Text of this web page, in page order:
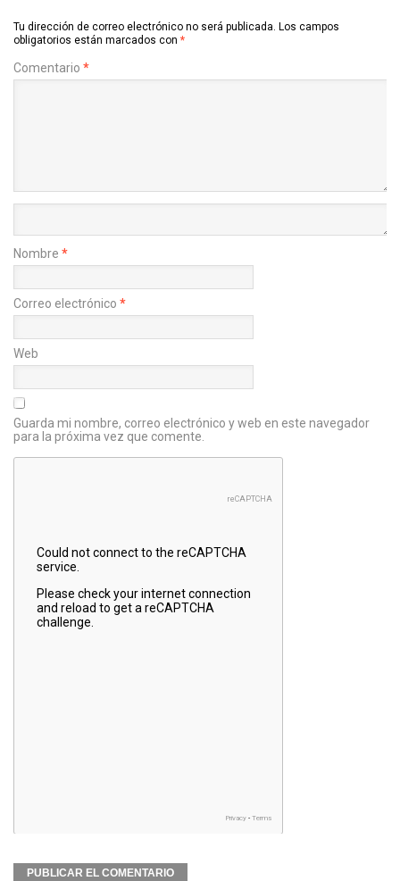
Tu dirección de correo electrónico no será publicada. Los campos
obligatorios están marcados con *
Comentario *
Nombre *
Correo electrónico *
Web
Guarda mi nombre, correo electrónico y web en este navegador
para la próxima vez que comente.